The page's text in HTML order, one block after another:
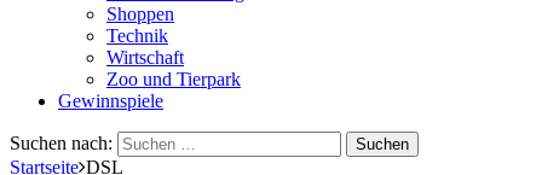
Shoppen
Technik
Wirtschaft
Zoo und Tierpark
Gewinnspiele
Suchen nach:
Startseite DSL